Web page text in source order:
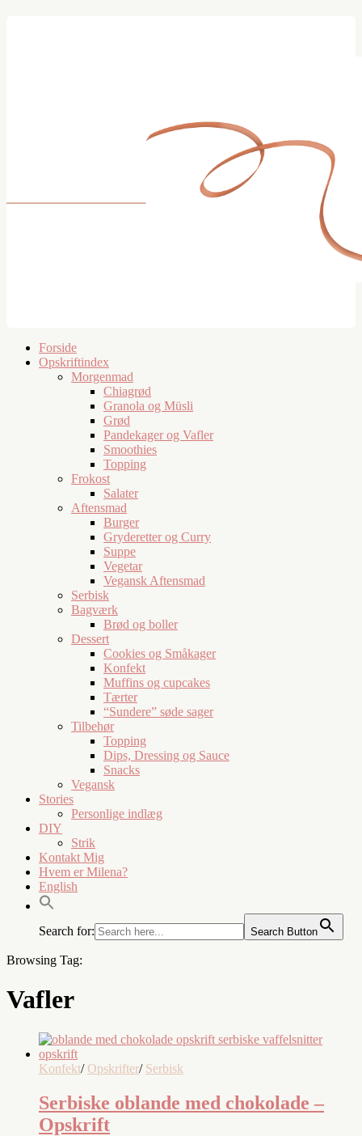
Forside
Opskriftindex
Morgenmad
Chiagrød
Granola og Müsli
Grød
Pandekager og Vafler
Smoothies
Topping
Frokost
Salater
Aftensmad
Burger
Gryderetter og Curry
Suppe
Vegetar
Vegansk Aftensmad
Serbisk
Bagværk
Brød og boller
Dessert
Cookies og Småkager
Konfekt
Muffins og cupcakes
Tærter
“Sundere” søde sager
Tilbehør
Topping
Dips, Dressing og Sauce
Snacks
Vegansk
Stories
Personlige indlæg
DIY
Strik
Kontakt Mig
Hvem er Milena?
English
Search for: Search Button
Browsing Tag:
Vafler
Konfekt/ Opskrifter/ Serbisk
Serbiske oblande med chokolade –
Opskrift